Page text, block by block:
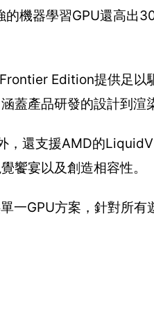
機器學習GPU還高出
Edition提供足以
蓋產品研發的設計到渲
，還支援AMD的
饗宴以及創造相容性。
一GPU方案，針對所有